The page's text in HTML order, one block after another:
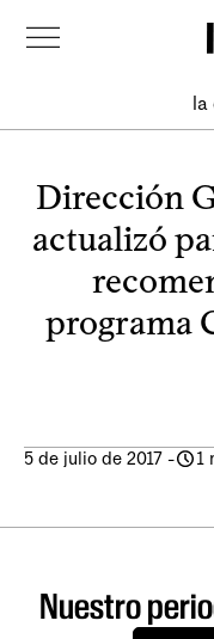
la
Dirección
actualizó
programa
5 de julio de 2017 - 1
Nuestro